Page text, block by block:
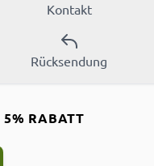
Kontakt
Rücksendung
5% RABATT